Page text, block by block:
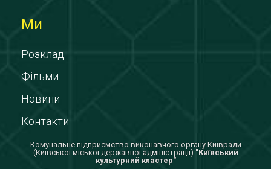
Ми
Розклад
Фільми
Новини
Контакти
Комунальне підприємство виконавчого органу Київради
(Київської міської державної адміністрації) "Київський
культурний кластер"